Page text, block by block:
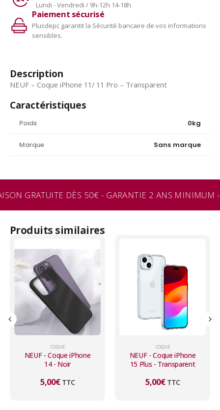
Lundi - Vendredi / 9h-12h 14-18h
Paiement sécurisé
Plusdepc garantit la Sécurité bancaire de vos informations
sensibles.
Description
NEUF – Coque iPhone 11/ 11 Pro – Transparent
Caractéristiques
Poids 0kg
Marque Sans marque
GRATUITE DÈS 50€ - GARANTIE 2 ANS
Produits similaires
COQUE
NEUF - Coque iPhone
14 - Noir
5,00€ TTC
COQUE
NEUF - Coque iPhone
15 Plus - Transparent
5,00€ TTC